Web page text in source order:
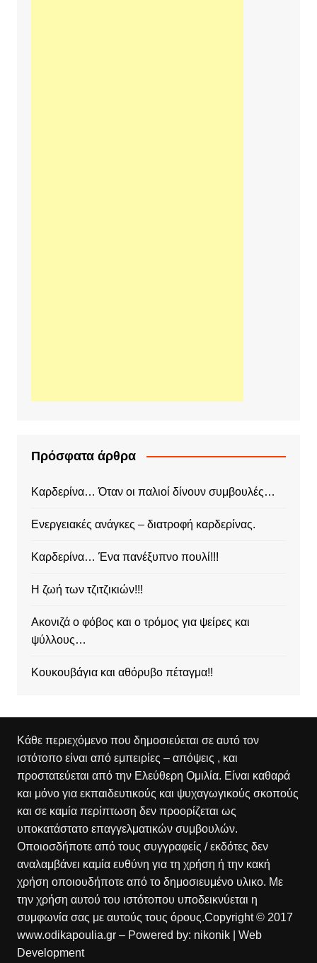
Πρόσφατα άρθρα
Καρδερίνα… Όταν οι παλιοί δίνουν συμβουλές…
Ενεργειακές ανάγκες – διατροφή καρδερίνας.
Καρδερίνα… Ένα πανέξυπνο πουλί!!!
Η ζωή των τζιτζικιών!!!
Ακονιζά ο φόβος και ο τρόμος για ψείρες και
ψύλλους…
Κουκουβάγια και αθόρυβο πέταγμα!!
Κάθε περιεχόμενο που δημοσιεύεται σε αυτό τον
ιστότοπο είναι από εμπειρίες – απόψεις , και
προστατεύεται από την Ελεύθερη Ομιλία. Είναι καθαρά
και μόνο για εκπαιδευτικούς και ψυχαγωγικούς σκοπούς
και σε καμία περίπτωση δεν προορίζεται ως
υποκατάστατο επαγγελματικών συμβουλών.
Οποιοσδήποτε από τους συγγραφείς / εκδότες δεν
αναλαμβάνει καμία ευθύνη για τη χρήση ή την κακή
χρήση οποιουδήποτε από το δημοσιευμένο υλικο. Με
την χρήση αυτού του ιστότοπου υποδεικνύεται η
συμφωνία σας με αυτούς τους όρους.Copyright © 2017
www.odikapoulia.gr – Powered by: nikonik
| Web
Development